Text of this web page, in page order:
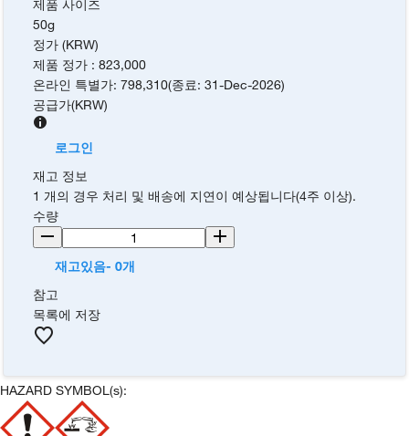
제품 사이즈
50g
정가 (KRW)
제품 정가 :823,000
온라인 특별가:798,310(종료:31-Dec-2026)
공급가(KRW)
로그인
재고 정보
1 개의 경우 처리 및 배송에 지연이 예상됩니다(4주 이상).
수량
재고있음- 0개
참고
목록에 저장
HAZARD SYMBOL(s):